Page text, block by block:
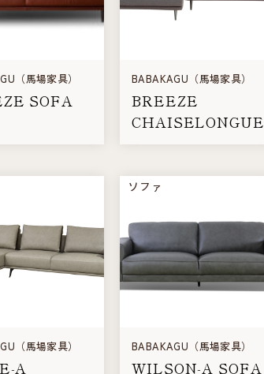
（馬場家具）
SOFA
BABAKAGU（馬場家具）
BREEZE
CHAISELONGUE
（馬場家具）
A
ソファ
BABAKAGU（馬場家具）
WILSON-A SOFA